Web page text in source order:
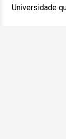
Universidade